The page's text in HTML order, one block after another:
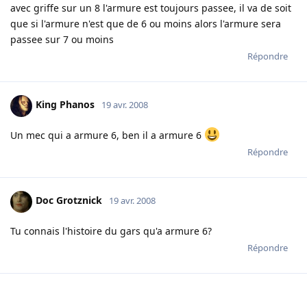
avec griffe sur un 8 l'armure est toujours passee, il va de soit
que si l'armure n'est que de 6 ou moins alors l'armure sera
passee sur 7 ou moins
Répondre
King Phanos 19 avr. 2008
Un mec qui a armure 6, ben il a armure 6
Répondre
Doc Grotznick 19 avr. 2008
Tu connais l'histoire du gars qu'a armure 6?
Répondre